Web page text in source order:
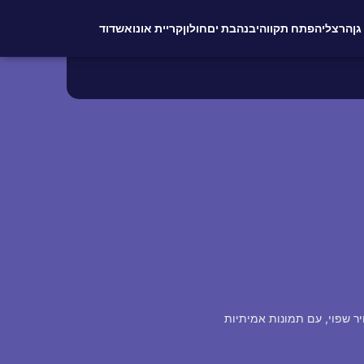
אשדודקריית אונוחולוןבת יםיבנהפתח תקווההרצליה
שפוי, עם תמונות אמיתיות